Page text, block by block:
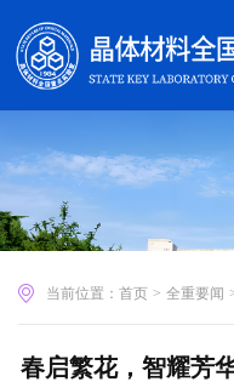
当前位置： 首页 > 全重要闻
春启繁花，智耀芳